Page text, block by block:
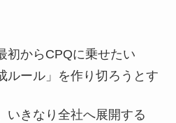
初からCPQに乗せたい
ルール」を作り切ろうとす
いきなり全社へ展開する